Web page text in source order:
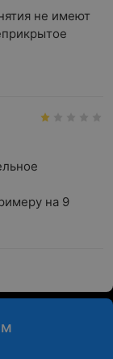
не имеют
на 9